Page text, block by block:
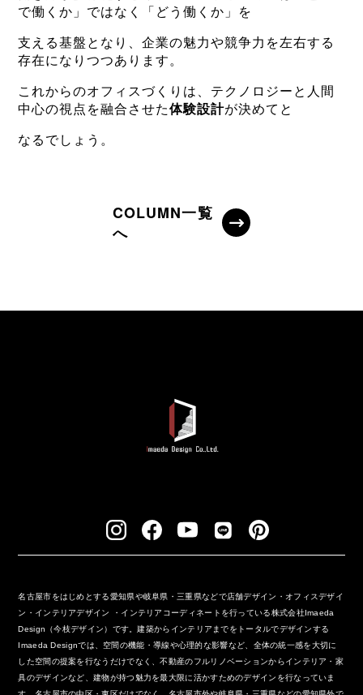
で働くか」ではなく「どう働くか」を
支える基盤となり、企業の魅力や競争力を左右する
存在になりつつあります。
これからのオフィスづくりは、テクノロジーと人間
中心の視点を融合させた体験設計が決めてと
なるでしょう。
COLUMN一覧
へ
名古屋市をはじめとする愛知県や岐阜県・三重県などで店舗デザイン・オフィスデザイ
ン・インテリアデザイン ・インテリアコーディネートを行っている株式会社Imaeda
Design（今枝デザイン）です。建築からインテリアまでをトータルでデザインする
Imaeda Designでは、空間の機能・導線や心理的な影響など、全体の統一感を大切に
した空間の提案を行なうだけでなく、不動産のフルリノベーションからインテリア・家
具のデザインなど、建物が持つ魅力を最大限に活かすためのデザインを行なっていま